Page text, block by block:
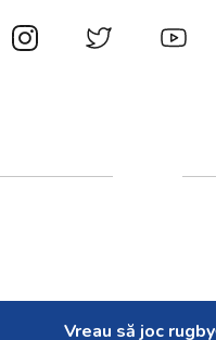
Vreau să joc rugby